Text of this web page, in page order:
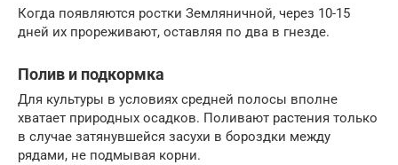
Когда появляются ростки Земляничной, через 10-15
дней их прореживают, оставляя по два в гнезде.
Полив и подкормка
Для культуры в условиях средней полосы вполне
хватает природных осадков. Поливают растения только
в случае затянувшейся засухи в бороздки между
рядами, не подмывая корни.